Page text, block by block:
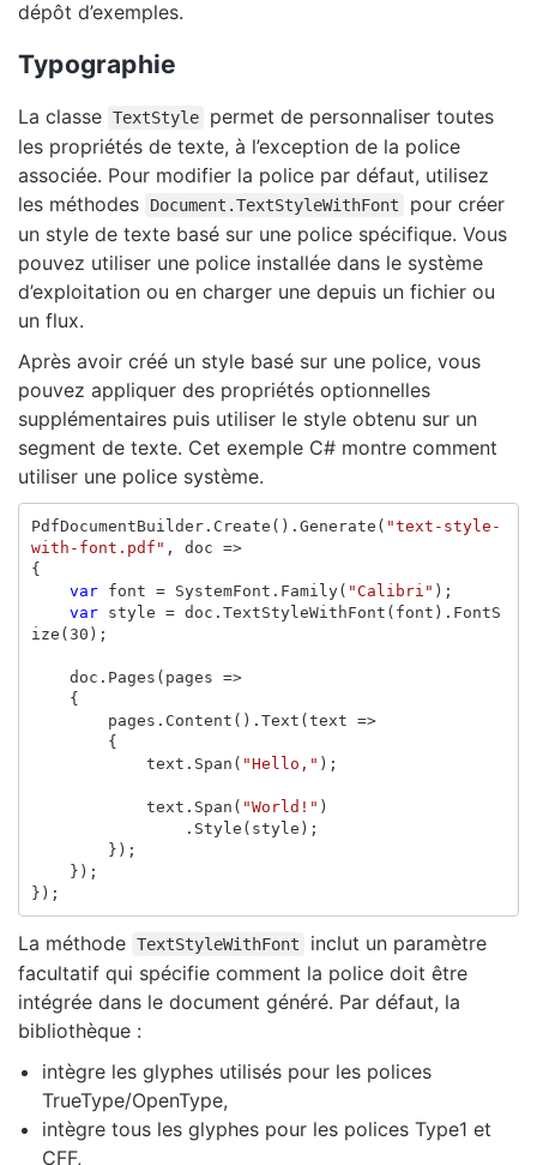
dépôt d’exemples.
Typographie
La classe TextStyle
permet de personnaliser toutes
les propriétés de texte, à l’exception de la police
associée. Pour modifier la police par défaut, utilisez
les méthodes
Document.TextStyleWithFont
pour créer
un style de texte basé sur une police spécifique. Vous
pouvez utiliser une police installée dans le système
d’exploitation ou en charger une depuis un fichier ou
un flux.
Après avoir créé un style basé sur une police, vous
pouvez appliquer des propriétés optionnelles
supplémentaires puis utiliser le style obtenu sur un
segment de texte. Cet exemple C# montre comment
utiliser une police système.
PdfDocumentBuilder. Create (). Generate ( "text-style-
with-font.pdf" , doc =>
{
var
font = SystemFont . Family( "Calibri" );
var
style = doc . TextStyleWithFont ( font ). FontS
ize ( 30 );
doc . Pages ( pages =>
{
pages . Content (). Text ( text =>
{
text . Span ( "Hello," );
text . Span ( "World!" )
. Style ( style );
});
});
});
La méthode TextStyleWithFont
inclut un paramètre
facultatif qui spécifie comment la police doit être
intégrée dans le document généré. Par défaut, la
bibliothèque :
intègre les glyphes utilisés pour les polices
TrueType/OpenType,
intègre tous les glyphes pour les polices Type1 et
CFF,